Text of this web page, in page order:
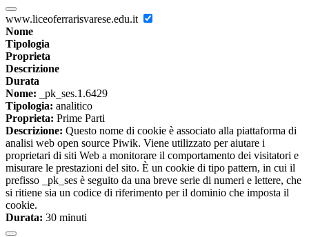
www.liceoferrarisvarese.edu.it
Nome
Tipologia
Proprieta
Descrizione
Durata
Nome: _pk_ses.1.6429
Tipologia: analitico
Proprieta: Prime Parti
Descrizione: Questo nome di cookie è associato alla piattaforma di
analisi web open source Piwik. Viene utilizzato per aiutare i
proprietari di siti Web a monitorare il comportamento dei visitatori e
misurare le prestazioni del sito. È un cookie di tipo pattern, in cui il
prefisso _pk_ses è seguito da una breve serie di numeri e lettere, che
si ritiene sia un codice di riferimento per il dominio che imposta il
cookie.
Durata: 30 minuti